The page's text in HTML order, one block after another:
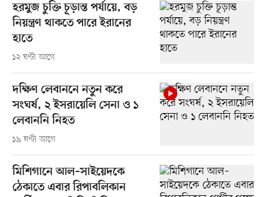
হরমুজ চুক্তি চূড়ান্ত পর্যায়ে, বড়
নিয়ন্ত্রণ থাকতে পারে ইরানের
হাতে
১২ ঘণ্টা আগে
দক্ষিণ লেবাননে নতুন করে
সংঘর্ষ, ২ ইসরায়েলি সেনা ও ১
লেবাননি নিহত
১৯ ঘণ্টা আগে
মিশিগানে আল–সাইয়েদকে
ঠেকাতে এবার রিপাবলিকান